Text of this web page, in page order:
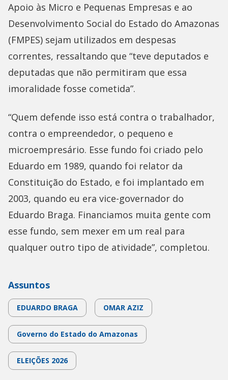
Apoio às Micro e Pequenas Empresas e ao
Desenvolvimento Social do Estado do Amazonas
(FMPES) sejam utilizados em despesas
correntes, ressaltando que “teve deputados e
deputadas que não permitiram que essa
imoralidade fosse cometida”.
“Quem defende isso está contra o trabalhador,
contra o empreendedor, o pequeno e
microempresário. Esse fundo foi criado pelo
Eduardo em 1989, quando foi relator da
Constituição do Estado, e foi implantado em
2003, quando eu era vice-governador do
Eduardo Braga. Financiamos muita gente com
esse fundo, sem mexer em um real para
qualquer outro tipo de atividade”, completou.
Assuntos
EDUARDO BRAGA OMAR AZIZ
Governo do Estado do Amazonas
ELEIÇÕES 2026